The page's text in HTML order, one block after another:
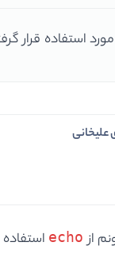
استفاده قرار
ازecho استفاده